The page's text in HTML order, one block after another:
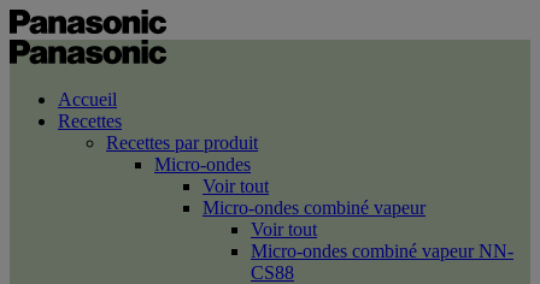
Accueil
Recettes
Recettes par produit
Micro-ondes
Voir tout
Micro-ondes combiné vapeur
Voir tout
Micro-ondes combiné vapeur NN-
CS88